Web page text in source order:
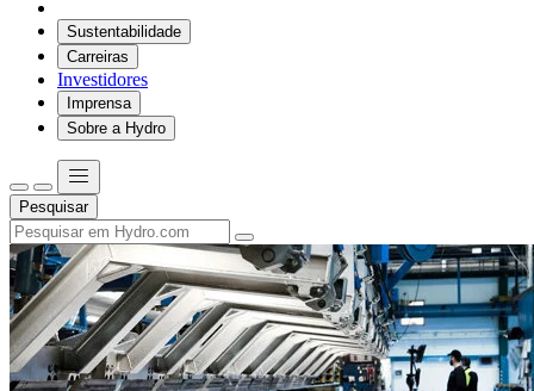
Sustentabilidade
Carreiras
Investidores
Imprensa
Sobre a Hydro
Pesquisar